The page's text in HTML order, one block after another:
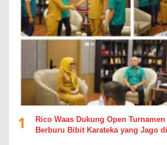
1
Rico Waas Dukung Open Turnamen
Berburu Bibit Karateka yang Jago